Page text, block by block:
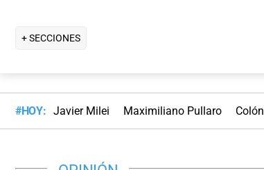
+ SECCIONES
#HOY: Javier Milei Maximiliano Pullaro Colón